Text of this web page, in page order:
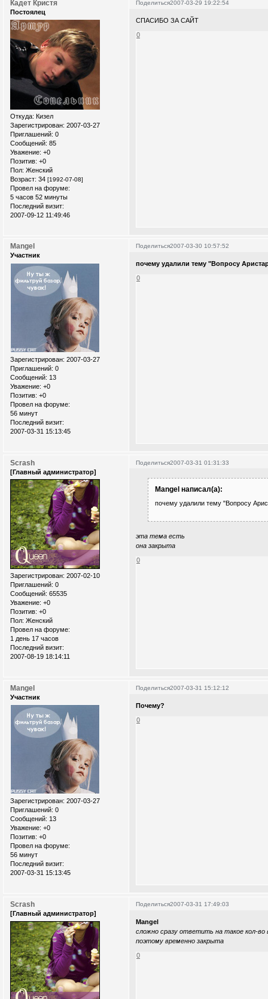
Поделиться2007-03-29 19:22:54
Кадет Кристя
Постоялец
Откуда: Кизел
Зарегистрирован: 2007-03-27
Приглашений: 0
Сообщений: 85
Уважение: +0
Позитив: +0
Пол: Женский
Возраст: 34 [1992-07-08]
Провел на форуме:
5 часов 52 минуты
Последний визит:
2007-09-12 11:49:46
СПАСИБО ЗА САЙТ
0
Поделиться2007-03-30 10:57:52
Mangel
Участник
Зарегистрирован: 2007-03-27
Приглашений: 0
Сообщений: 13
Уважение: +0
Позитив: +0
Провел на форуме:
56 минут
Последний визит:
2007-03-31 15:13:45
почему удалили тему "Вопросу
0
Поделиться2007-03-31 01:31:33
Scrash
[Главный администратор]
Зарегистрирован: 2007-02-10
Приглашений: 0
Сообщений: 65535
Уважение: +0
Позитив: +0
Пол: Женский
Провел на форуме:
1 день 17 часов
Последний визит:
2007-08-19 18:14:11
Mangel написал(а):
почему удалили тему "Вопросу
эта тема есть
она закрыта
0
Поделиться2007-03-31 15:12:12
Mangel
Участник
Зарегистрирован: 2007-03-27
Приглашений: 0
Сообщений: 13
Уважение: +0
Позитив: +0
Провел на форуме:
56 минут
Последний визит:
2007-03-31 15:13:45
Почему?
0
Поделиться2007-03-31 17:49:03
Scrash
[Главный администратор]
Mangel
сложно сразу ответить на такое кол-во
поэтому временно закрыта
0